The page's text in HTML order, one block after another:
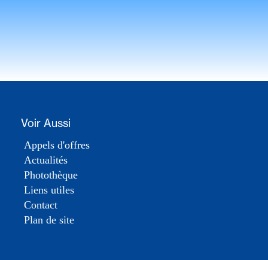
Voir Aussi
Appels d'offres
Actualités
Photothèque
Liens utiles
Contact
Plan de site